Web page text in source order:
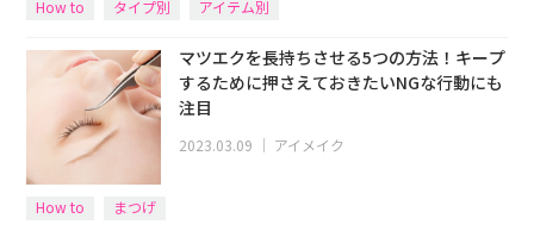
How to タイプ別 アイテム別
マツエクを長持ちさせる5つの方法！キープ
するために押さえておきたいNGな行動にも
注目
2023.03.09 ｜ アイメイク
How to まつげ